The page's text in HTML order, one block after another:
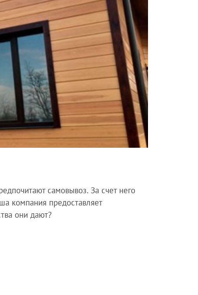
самовывоз. За счет него
компания предоставляет
они дают?